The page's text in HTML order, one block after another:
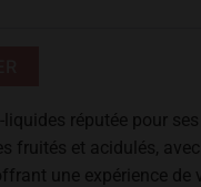
liquides réputée pour
fruités et acidulés,
une expérience de